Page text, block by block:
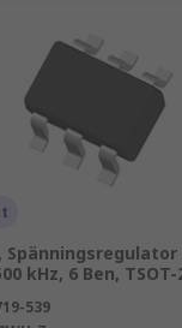
Spänningsregulator
kHz, 6 Ben, TSOT-
539